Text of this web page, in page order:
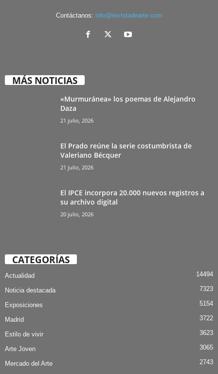
Contáctanos: info@revistadearte.com
MÁS NOTICIAS
«Murmuránea» los poemas de Alejandro
Daza
21 julio, 2026
El Prado reúne la serie costumbrista de
Valeriano Bécquer
21 julio, 2026
El IPCE incorpora 20.000 nuevos registros a
su archivo digital
20 julio, 2026
CATEGORÍAS
Actualidad 14494
Noticia destacada 7323
Exposiciones 5154
Madrid 3722
Estilo de vivir 3623
Arte Joven 3065
Mercado del Arte 2743